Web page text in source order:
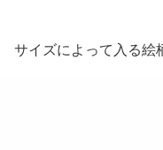
サイズによって入る絵